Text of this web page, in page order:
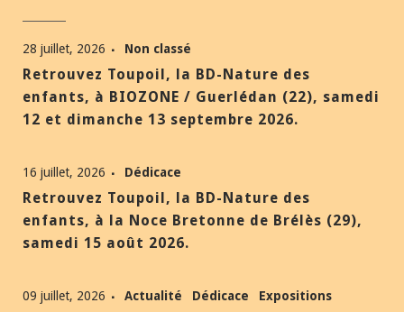
28 juillet, 2026 Non classé
Retrouvez Toupoil, la BD-Nature des
enfants, à BIOZONE / Guerlédan (22), samedi
12 et dimanche 13 septembre 2026.
16 juillet, 2026 Dédicace
Retrouvez Toupoil, la BD-Nature des
enfants, à la Noce Bretonne de Brélès (29),
samedi 15 août 2026.
09 juillet, 2026 Actualité Dédicace Expositions